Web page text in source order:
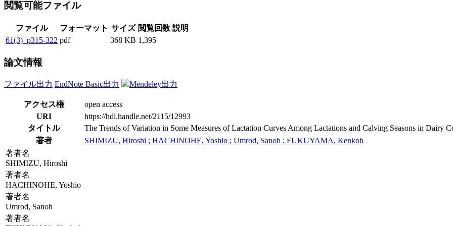
閲覧可能ファイル
ファイル フォーマット サイズ 閲覧回数 説明
61(3)_p315-322 pdf 368 KB 1,395
論文情報
ファイル出力 EndNote Basic出力 Mendeley出力
アクセス権
open access
URI
https://hdl.handle.net/2115/12993
タイトル
The Trends of Variation in Some Measures of Lactation Curves Among Lactations and Calving Seasons in Dairy
著者
SHIMIZU, Hiroshi ; HACHINOHE, Yoshio ; Umrod, Sanoh ; FUKUYAMA, Kenkoh
著者名
SHIMIZU, Hiroshi
著者名
HACHINOHE, Yoshio
著者名
Umrod, Sanoh
著者名